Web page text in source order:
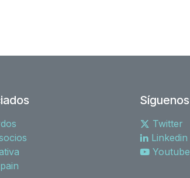
Síguenos
Twitter
Linkedin
Youtube